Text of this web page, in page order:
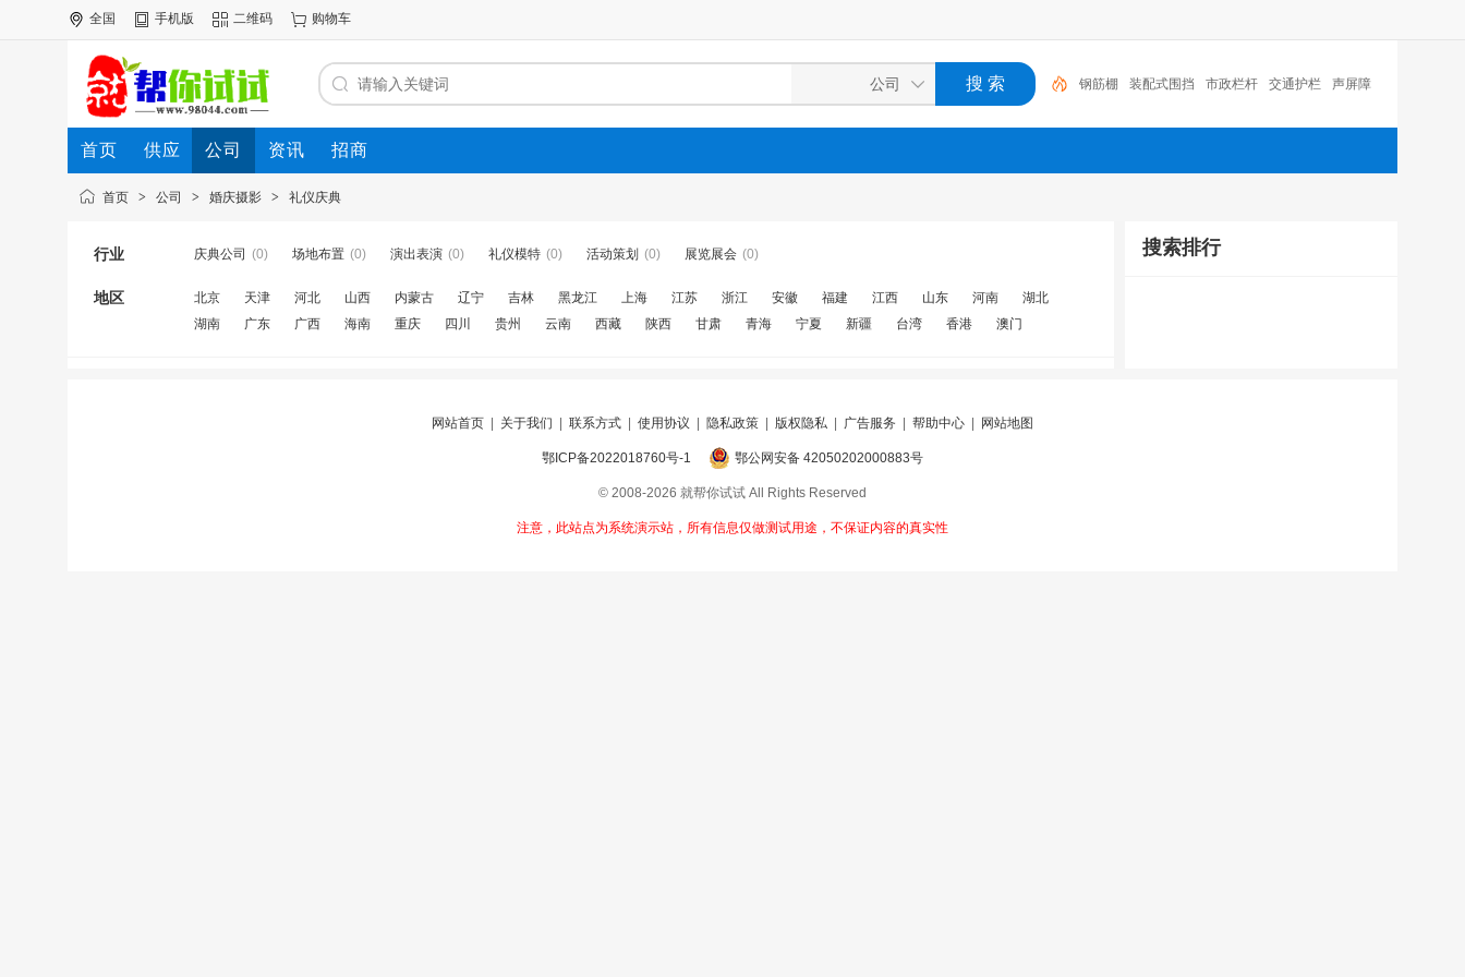
全国 手机版 二维码 购物车
钢筋棚 装配式围挡 市政栏杆 交通护栏 声屏障
首页 供应 公司 资讯 招商
首页 > 公司 > 婚庆摄影 > 礼仪庆典
行业 庆典公司 (0) 场地布置 (0) 演出表演 (0) 礼仪模特 (0) 活动策划 (0) 展览展会 (0)
地区 北京 天津 河北 山西 内蒙古 辽宁 吉林 黑龙江 上海 江苏 浙江 安徽 福建 江西 山东 河南
湖北
湖南
广东 广西 海南 重庆 四川 贵州 云南 西藏 陕西 甘肃 青海 宁夏 新疆 台湾 香港 澳门
搜索排行
网站首页 关于我们 联系方式 使用协议 隐私政策 版权隐私 广告服务 帮助中心 网站地图
鄂ICP备2022018760号-1 鄂公网安备 42050202000883号
© 2008-2026 就帮你试试 All Rights Reserved
注意，此站点为系统演示站，所有信息仅做测试用途，不保证内容的真实性